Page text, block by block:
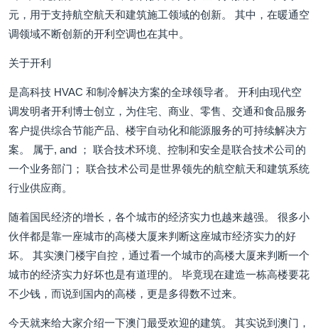
元，用于支持航空航天和建筑施工领域的创新。 其中，在暖通空
调领域不断创新的开利空调也在其中。
关于开利
是高科技 HVAC 和制冷解决方案的全球领导者。 开利由现代空
调发明者开利博士创立，为住宅、商业、零售、交通和食品服务
客户提供综合节能产品、楼宇自动化和能源服务的可持续解决方
案。 属于, and ； 联合技术环境、控制和安全是联合技术公司的
一个业务部门； 联合技术公司是世界领先的航空航天和建筑系统
行业供应商。
随着国民经济的增长，各个城市的经济实力也越来越强。 很多小
伙伴都是靠一座城市的高楼大厦来判断这座城市经济实力的好
坏。 其实澳门楼宇自控，通过看一个城市的高楼大厦来判断一个
城市的经济实力好坏也是有道理的。 毕竟现在建造一栋高楼要花
不少钱，而说到国内的高楼，更是多得数不过来。
今天就来给大家介绍一下澳门最受欢迎的建筑。 其实说到澳门，